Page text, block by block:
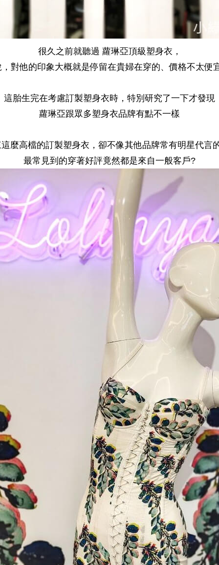
很久之前就聽過 蘿琳亞頂級塑身衣，
對他的印象大概就是停留在貴婦在穿的、價格不太便
這胎生完在考慮訂製塑身衣時，特別研究了一下才發現
蘿琳亞跟眾多塑身衣品牌有點不一樣
麼高檔的訂製塑身衣，卻不像其他品牌常有明星代言
最常見到的穿著好評竟然都是來自一般客戶?